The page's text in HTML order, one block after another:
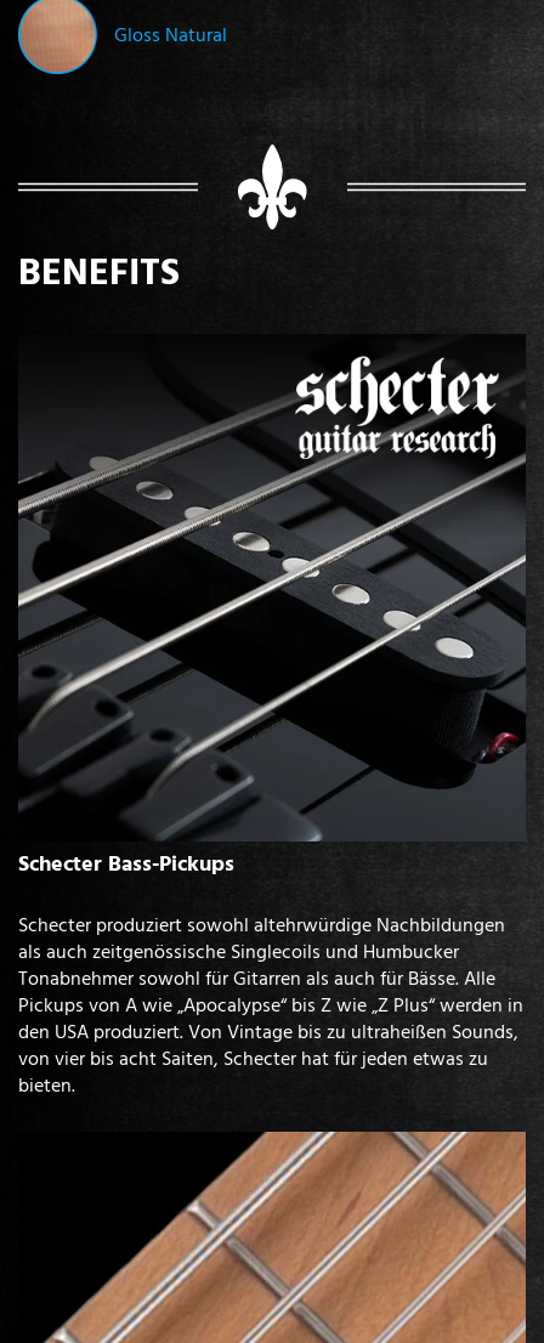
Gloss Natural
BENEFITS
Schecter Bass-Pickups
Schecter produziert sowohl altehrwürdige Nachbildungen
als auch zeitgenössische Singlecoils und Humbucker
Tonabnehmer sowohl für Gitarren als auch für Bässe. Alle
Pickups von A wie „Apocalypse“ bis Z wie „Z Plus“ werden in
den USA produziert. Von Vintage bis zu ultraheißen Sounds,
von vier bis acht Saiten, Schecter hat für jeden etwas zu
bieten.